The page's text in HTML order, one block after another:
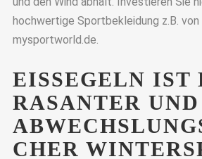
hochwertige Sportbekleidung z.B. von
mysportworld.de.
EISSEGELN IST
RASANTER UND
CHER